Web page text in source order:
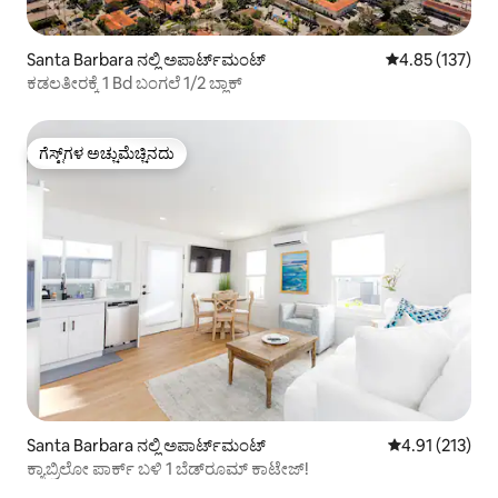
Santa Barbara ನಲ್ಲಿ ಅಪಾರ್ಟ್‌ಮಂಟ್ 5 ರಲ್ಲಿ 4.85
4.85 (137)
ಕಡಲತೀರಕ್ಕೆ 1 Bd ಬಂಗಲೆ 1/2 ಬ್ಲಾಕ್
ಗೆಸ್ಟ್‌ಗಳ ಅಚ್ಚುಮೆಚ್ಚಿನದು
ಗೆಸ್ಟ್‌ಗಳ ಅಚ್ಚುಮೆಚ್ಚಿನದು
Santa Barbara ನಲ್ಲಿ ಅಪಾರ್ಟ್‌ಮಂಟ್ 5 ರಲ್ಲಿ 4.91
4.91 (213)
ಕ್ಯಾಬ್ರಿಲೋ ಪಾರ್ಕ್ ಬಳಿ 1 ಬೆಡ್‌ರೂಮ್ ಕಾಟೇಜ್!